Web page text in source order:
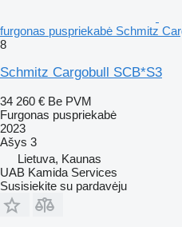
furgonas puspriekabė Schmitz
8
Schmitz Cargobull SCB*S3
34 260 € Be PVM
Furgonas puspriekabė
2023
Ašys 3
Lietuva, Kaunas
UAB Kamida Services
Susisiekite su pardavėju